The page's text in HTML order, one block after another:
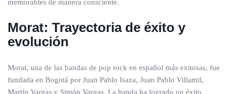
memorables de manera consciente.
Morat: Trayectoria de éxito y
evolución
Morat, una de las bandas de pop rock en español más exitosas, fue
fundada en Bogotá por Juan Pablo Isaza, Juan Pablo Villamil,
Martín Vargas y Simón Vargas. La banda ha logrado un éxito